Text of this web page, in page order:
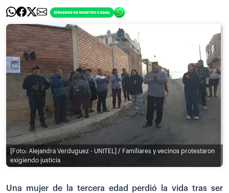
[Foto: Alejandra Verduguez - UNITEL] / Familiares y vecinos protestaron
exigiendo justicia
Una mujer de la tercera edad perdió la vida tras ser